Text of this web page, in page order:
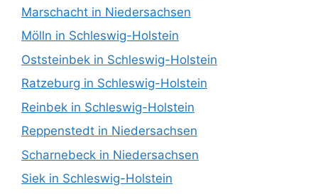
Marschacht in Niedersachsen
Mölln in Schleswig-Holstein
Oststeinbek in Schleswig-Holstein
Ratzeburg in Schleswig-Holstein
Reinbek in Schleswig-Holstein
Reppenstedt in Niedersachsen
Scharnebeck in Niedersachsen
Siek in Schleswig-Holstein